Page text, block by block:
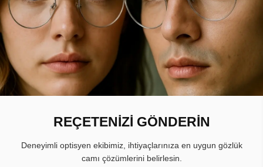
REÇETENİZİ GÖNDERİN
Deneyimli optisyen ekibimiz, ihtiyaçlarınıza en uygun gözlük
camı çözümlerini belirlesin.